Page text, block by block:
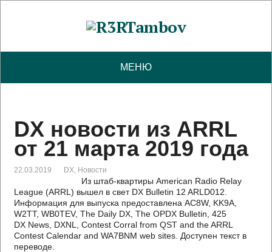
МЕНЮ
DX новости из ARRL
от 21 марта 2019 года
22.03.2019 DX, Новости
Из штаб-квартиры American Radio Relay
League (ARRL) вышел в свет DX Bulletin 12 ARLD012.
Информация для выпуска предоставлена AC8W, KK9A,
W2TT, WB0TEV, The Daily DX, The OPDX Bulletin, 425
DX News, DXNL, Contest Corral from QST and the ARRL
Contest Calendar and WA7BNM web sites. Доступен текст в
переводе.